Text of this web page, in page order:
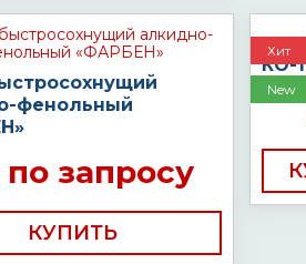
фенольный
запросу
КУПИТЬ
Хит
New
КО-